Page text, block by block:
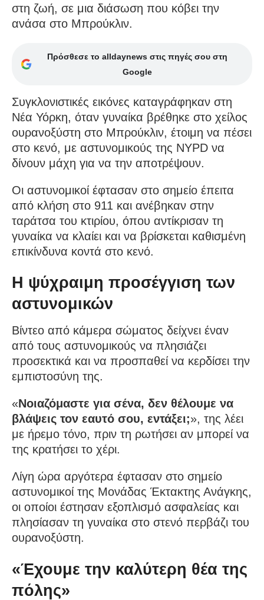
στη ζωή, σε μια διάσωση που κόβει την
ανάσα στο Μπρούκλιν.
Πρόσθεσε το alldaynews στις πηγές σου στη
Google
Συγκλονιστικές εικόνες καταγράφηκαν στη
Νέα Υόρκη, όταν γυναίκα βρέθηκε στο χείλος
ουρανοξύστη στο Μπρούκλιν, έτοιμη να πέσει
στο κενό, με αστυνομικούς της NYPD να
δίνουν μάχη για να την αποτρέψουν.
Οι αστυνομικοί έφτασαν στο σημείο έπειτα
από κλήση στο 911 και ανέβηκαν στην
ταράτσα του κτιρίου, όπου αντίκρισαν τη
γυναίκα να κλαίει και να βρίσκεται καθισμένη
επικίνδυνα κοντά στο κενό.
Η ψύχραιμη προσέγγιση των
αστυνομικών
Βίντεο από κάμερα σώματος δείχνει έναν
από τους αστυνομικούς να πλησιάζει
προσεκτικά και να προσπαθεί να κερδίσει την
εμπιστοσύνη της.
«Νοιαζόμαστε για σένα, δεν θέλουμε να
βλάψεις τον εαυτό σου, εντάξει;», της λέει
με ήρεμο τόνο, πριν τη ρωτήσει αν μπορεί να
της κρατήσει το χέρι.
Λίγη ώρα αργότερα έφτασαν στο σημείο
αστυνομικοί της Μονάδας Έκτακτης Ανάγκης,
οι οποίοι έστησαν εξοπλισμό ασφαλείας και
πλησίασαν τη γυναίκα στο στενό περβάζι του
ουρανοξύστη.
«Έχουμε την καλύτερη θέα της
πόλης»